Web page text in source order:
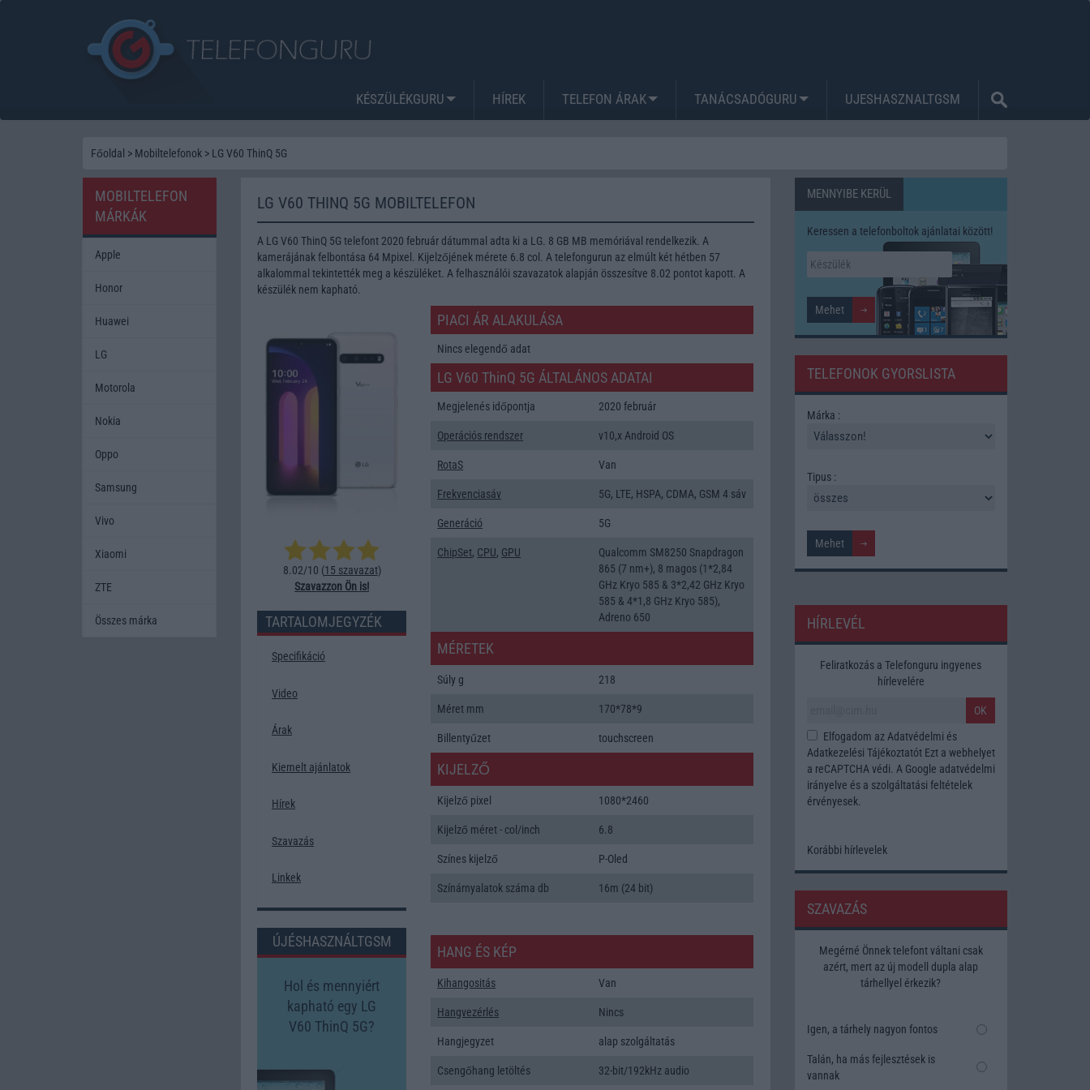
KÉSZÜLÉKGURU HÍREK TELEFON ÁRAK TANÁCSADÓGURU UJESHASZNALTGSM
Főoldal > Mobiltelefonok > LG V60 ThinQ 5G
LG V60 THINQ 5G MOBILTELEFON
A LG V60 ThinQ 5G telefont 2020 február dátummal adta ki a LG. 8 GB MB memóriával rendelkezik. A
kamerájának felbontása 64 Mpixel. Kijelzőjének mérete 6.8 col. A telefongurun az elmúlt két hétben 57
alkalommal tekintették meg a készüléket. A felhasználói szavazatok alapján összesítve 8.02 pontot kapott. A
készülék nem kapható.
8.02/10 (15 szavazat)
Szavazzon Ön is!
TARTALOMJEGYZÉK
Specifikáció
Video
Árak
Kiemelt ajánlatok
Hírek
Szavazás
Linkek
ÚJÉSHASZNÁLTGSM
Hol és mennyiért
kapható egy LG
V60 ThinQ 5G?
PIACI ÁR ALAKULÁSA
Nincs elegendő adat
LG V60 ThinQ 5G ÁLTALÁNOS ADATAI
Megjelenés időpontja 2020 február
Operációs rendszer v10,x Android OS
RotaS Van
Frekvenciasáv 5G, LTE, HSPA, CDMA, GSM 4 sáv
Generáció 5G
ChipSet, CPU, GPU
Qualcomm SM8250 Snapdragon
865 (7 nm+), 8 magos (1*2,84
GHz Kryo 585 & 3*2,42 GHz Kryo
585 & 4*1,8 GHz Kryo 585),
Adreno 650
MÉRETEK
Súly g 218
Méret mm 170*78*9
Billentyűzet touchscreen
KIJELZŐ
Kijelző pixel 1080*2460
Kijelző méret - col/inch 6.8
Színes kijelző P-Oled
Színárnyalatok száma db 16m (24 bit)
HANG ÉS KÉP
Kihangositás Van
Hangvezérlés Nincs
Hangjegyzet alap szolgáltatás
Csengőhang letöltés 32-bit/192kHz audio
MENNYIBE KERÜL
Keressen a telefonboltok ajánlatai között!
TELEFONOK GYORSLISTA
Márka :
Tipus :
HÍRLEVÉL
Feliratkozás a Telefonguru ingyenes
hírlevelére
OK
Elfogadom az Adatvédelmi és
Adatkezelési TájékoztatótEzt a webhelyet
a reCAPTCHA védi. A Google adatvédelmi
irányelve és a szolgáltatási feltételek
érvényesek.
Korábbi hírlevelek
SZAVAZÁS
Megérné Önnek telefont váltani csak
azért, mert az új modell dupla alap
tárhellyel érkezik?
Igen, a tárhely nagyon fontos
Talán, ha más fejlesztések is
vannak
MOBILTELEFON
MÁRKÁK
Apple
Honor
Huawei
LG
Motorola
Nokia
Oppo
Samsung
Vivo
Xiaomi
ZTE
Összes márka